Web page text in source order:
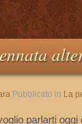
Pubblicato in La
parlarti